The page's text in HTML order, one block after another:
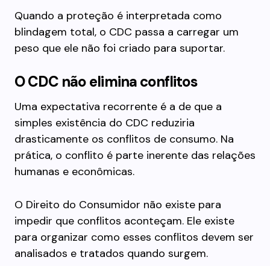
Quando a proteção é interpretada como
blindagem total, o CDC passa a carregar um
peso que ele não foi criado para suportar.
O CDC não elimina conflitos
Uma expectativa recorrente é a de que a
simples existência do CDC reduziria
drasticamente os conflitos de consumo. Na
prática, o conflito é parte inerente das relações
humanas e econômicas.
O Direito do Consumidor não existe para
impedir que conflitos aconteçam. Ele existe
para organizar como esses conflitos devem ser
analisados e tratados quando surgem.